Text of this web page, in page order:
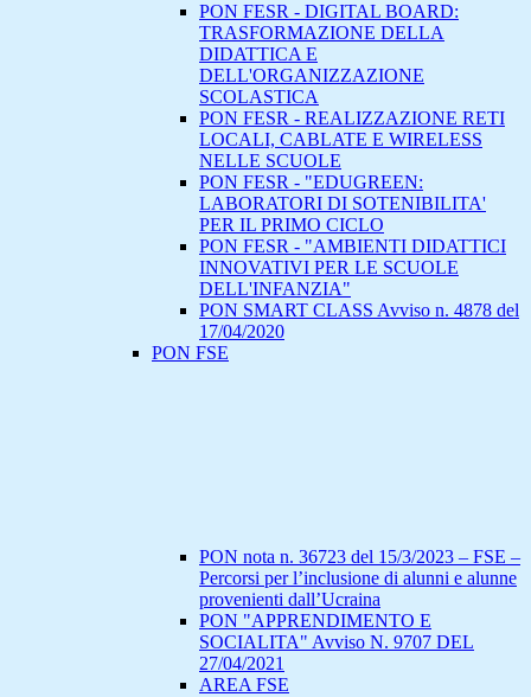
PON FESR - DIGITAL BOARD:
TRASFORMAZIONE DELLA
DIDATTICA E
DELL'ORGANIZZAZIONE
SCOLASTICA
PON FESR - REALIZZAZIONE RETI
LOCALI, CABLATE E WIRELESS
NELLE SCUOLE
PON FESR - "EDUGREEN:
LABORATORI DI SOTENIBILITA'
PER IL PRIMO CICLO
PON FESR - "AMBIENTI DIDATTICI
INNOVATIVI PER LE SCUOLE
DELL'INFANZIA"
PON SMART CLASS Avviso n. 4878 del
17/04/2020
PON FSE
PON nota n. 36723 del 15/3/2023 – FSE –
Percorsi per l’inclusione di alunni e alunne
provenienti dall’Ucraina
PON "APPRENDIMENTO E
SOCIALITA" Avviso N. 9707 DEL
27/04/2021
AREA FSE